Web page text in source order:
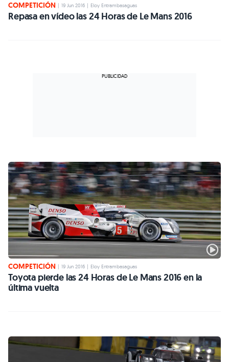
COMPETICIÓN | 19 Jun 2016 | Eloy Entrambasaguas
Repasa en vídeo las 24 Horas de Le Mans 2016
COMPETICIÓN | 19 Jun 2016 | Eloy Entrambasaguas
Toyota pierde las 24 Horas de Le Mans 2016 en la
última vuelta